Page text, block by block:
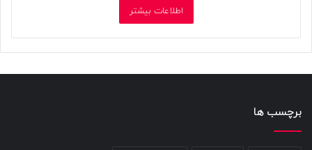
اطلاعات بیشتر
برچسب ها